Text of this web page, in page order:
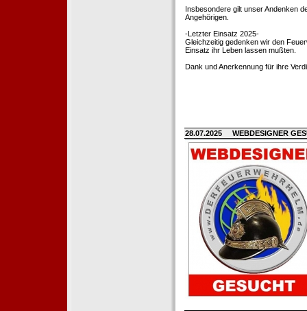
Insbesondere gilt unser Andenken
Angehörigen.
-Letzter Einsatz 2025-
Gleichzeitig gedenken wir den
Einsatz ihr Leben lassen mußten.
Dank und Anerkennung für ihre
28.07.2025 WEBDESIGNER